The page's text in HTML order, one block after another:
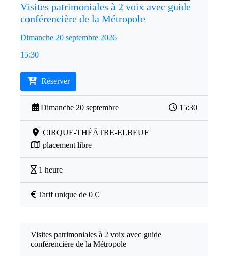
Visites patrimoniales à 2 voix avec guide
conférencière de la Métropole
Dimanche 20 septembre 2026
15:30
Réserver
Dimanche 20 septembre 15:30
CIRQUE-THÉÂTRE-ELBEUF
placement libre
1 heure
Tarif unique de 0 €
Visites patrimoniales à 2 voix avec guide
conférencière de la Métropole